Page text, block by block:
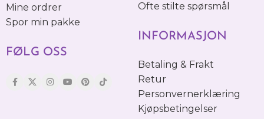
Mine ordrer
Spor min pakke
FØLG OSS
Ofte stilte spørsmål
INFORMASJON
Betaling & Frakt
Retur
Personvernerklæring
Kjøpsbetingelser